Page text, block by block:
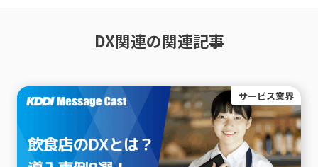
DX関連の関連記事
サービス業界